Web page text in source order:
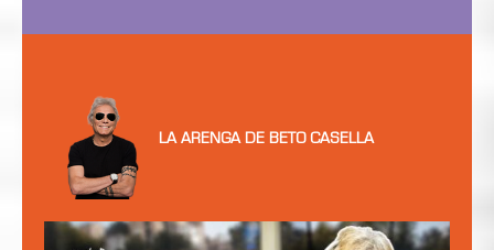
LA ARENGA DE BETO CASELLA